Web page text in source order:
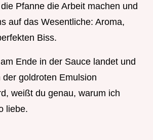
Pfanne die Arbeit machen und
auf das Wesentliche: Aroma,
Biss.
Ende in der Sauce landet und
goldroten Emulsion
weißt du genau, warum ich
liebe.